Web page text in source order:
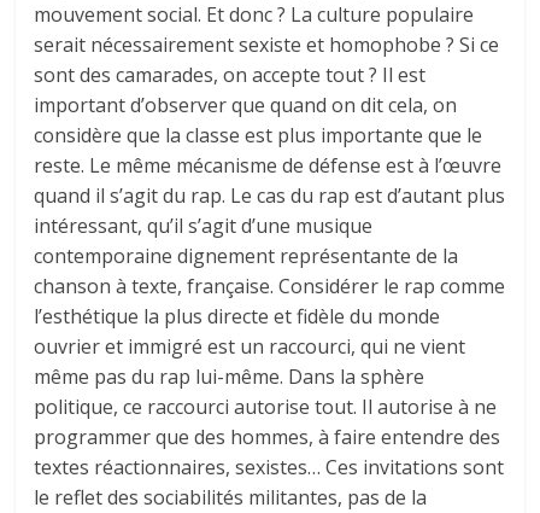
mouvement social. Et donc ? La culture populaire
serait nécessairement sexiste et homophobe ? Si ce
sont des camarades, on accepte tout ? Il est
important d’observer que quand on dit cela, on
considère que la classe est plus importante que le
reste. Le même mécanisme de défense est à l’œuvre
quand il s’agit du rap. Le cas du rap est d’autant plus
intéressant, qu’il s’agit d’une musique
contemporaine dignement représentante de la
chanson à texte, française. Considérer le rap comme
l’esthétique la plus directe et fidèle du monde
ouvrier et immigré est un raccourci, qui ne vient
même pas du rap lui-même. Dans la sphère
politique, ce raccourci autorise tout. Il autorise à ne
programmer que des hommes, à faire entendre des
textes réactionnaires, sexistes… Ces invitations sont
le reflet des sociabilités militantes, pas de la